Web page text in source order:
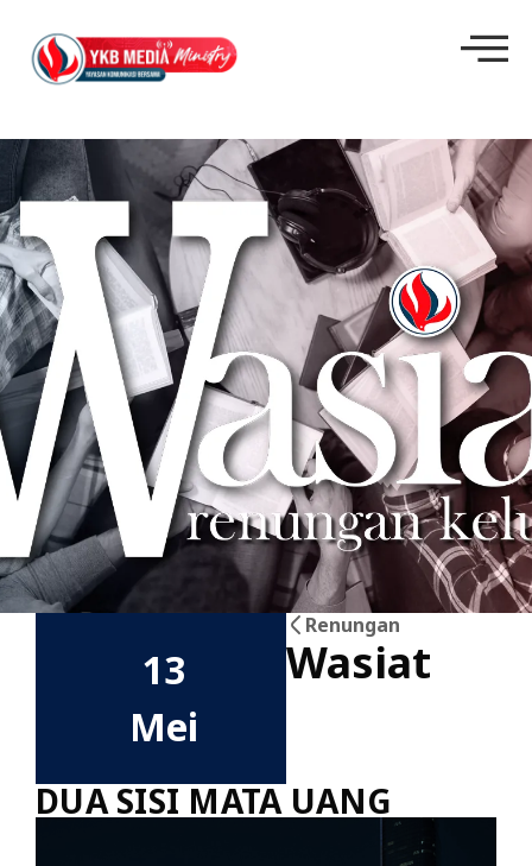
13
Mei
Renungan
Wasiat
DUA SISI MATA UANG